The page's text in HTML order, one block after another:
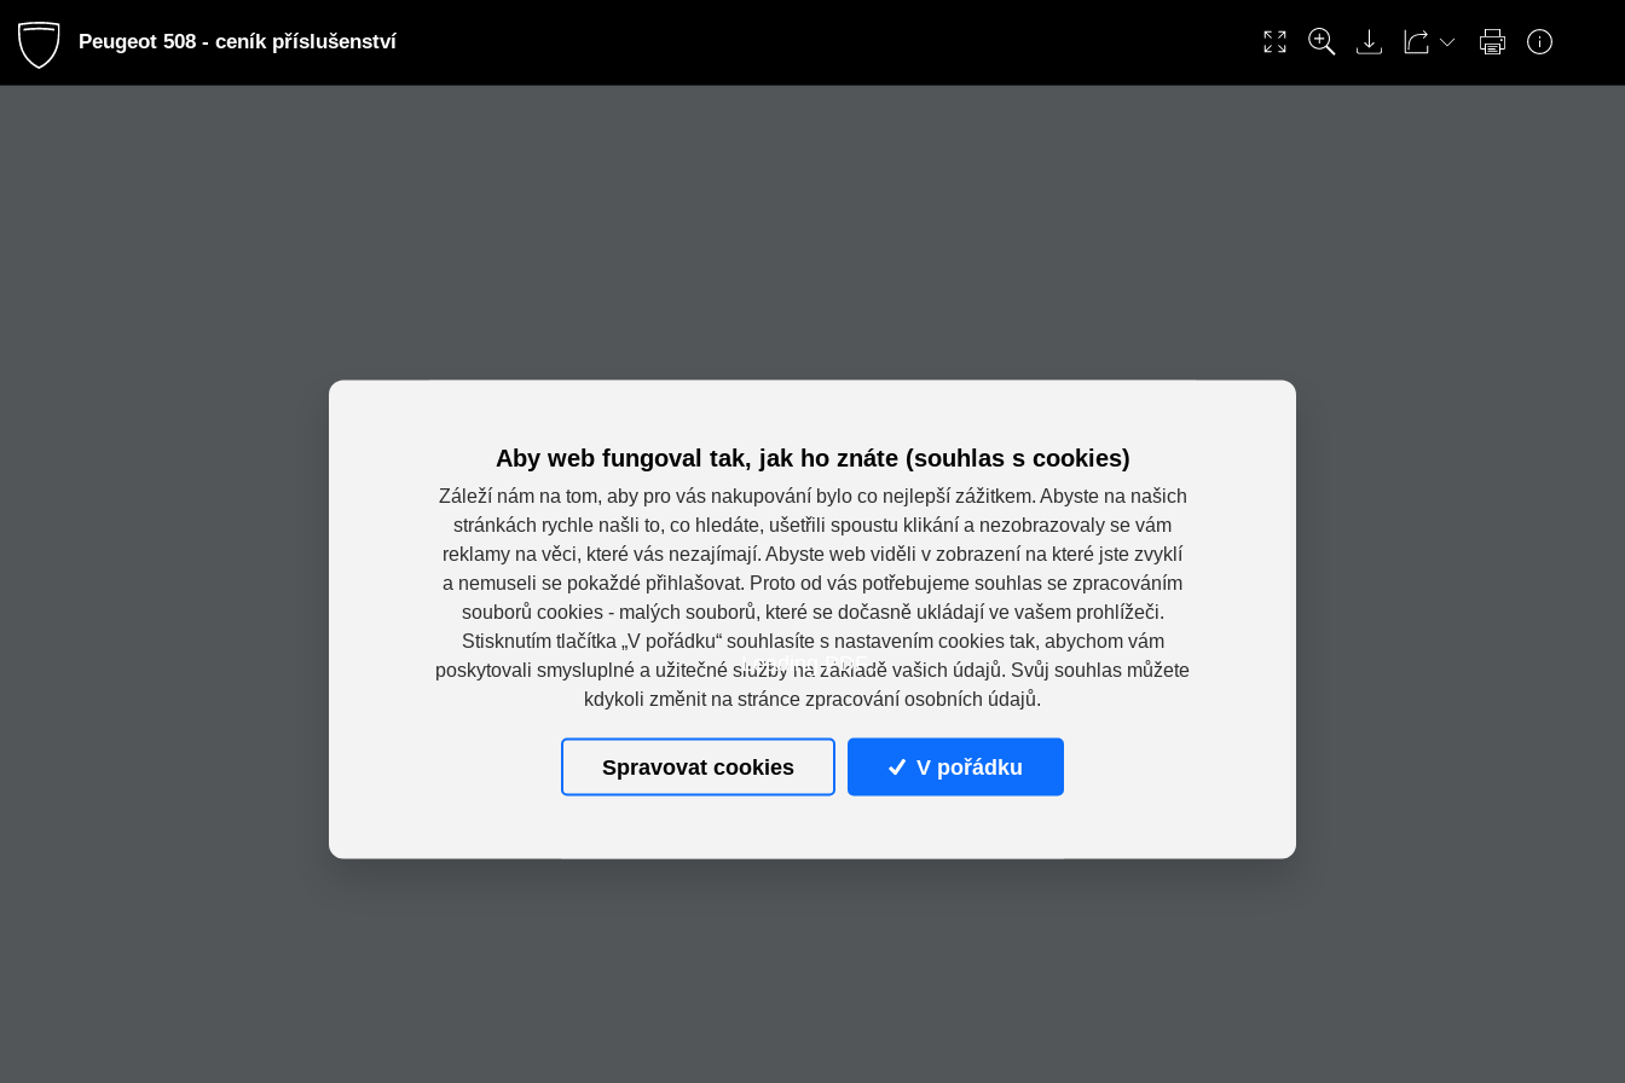
Peugeot 508 - ceník příslušenství
Loading PDF...
Aby web fungoval tak, jak ho znáte (souhlas s cookies)
Záleží nám na tom, aby pro vás nakupování bylo co nejlepší zážitkem. Abyste na našich
stránkách rychle našli to, co hledáte, ušetřili spoustu klikání a nezobrazovaly se vám
reklamy na věci, které vás nezajímají. Abyste web viděli v zobrazení na které jste zvyklí
a nemuseli se pokaždé přihlašovat. Proto od vás potřebujeme souhlas se zpracováním
souborů cookies - malých souborů, které se dočasně ukládají ve vašem prohlížeči.
Stisknutím tlačítka „V pořádku“ souhlasíte s nastavením cookies tak, abychom vám
poskytovali smysluplné a užitečné služby na základě vašich údajů. Svůj souhlas můžete
kdykoli změnit na stránce zpracování osobních údajů.
Spravovat cookies V pořádku